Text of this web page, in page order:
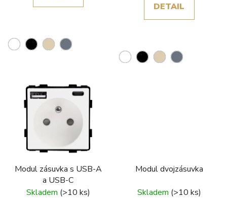
DETAIL
Modul zásuvka s USB-A
a USB-C
Skladem (>10 ks)
Modul dvojzásuvka
Skladem (>10 ks)